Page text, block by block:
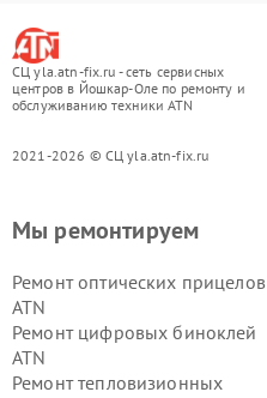
СЦ yla.atn-fix.ru - сеть сервисных
центров в Йошкар-Оле по ремонту и
обслуживанию техники ATN
2021-2026 © СЦ yla.atn-fix.ru
Мы ремонтируем
Ремонт оптических прицелов
ATN
Ремонт цифровых биноклей
ATN
Ремонт тепловизионных